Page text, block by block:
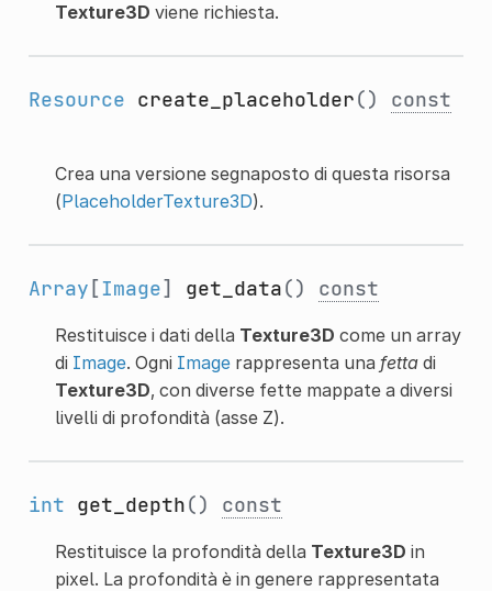
Texture3D viene richiesta.
Resource create_placeholder() const
Crea una versione segnaposto di questa risorsa
(PlaceholderTexture3D).
Array [Image] get_data() const
Restituisce i dati della Texture3D come un array
di Image. Ogni Imagerappresenta una fettadi
Texture3D, con diverse fette mappate a diversi
livelli di profondità (asse Z).
int get_depth() const
Restituisce la profondità della Texture3D in
pixel. La profondità è in genere rappresentata